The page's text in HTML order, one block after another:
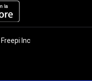
Freepi Inc